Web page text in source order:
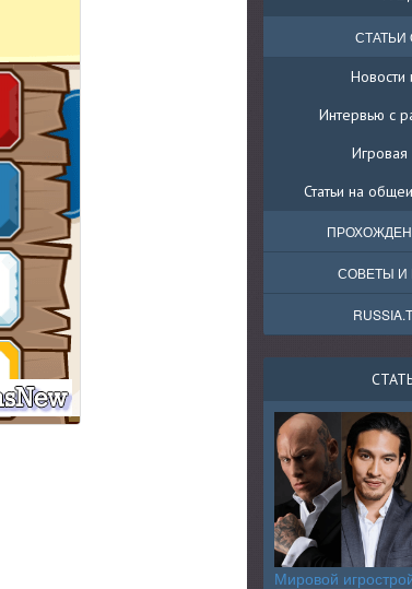
СТАТЬИ
Новости
Интервью с
Игровая
Статьи на
СОВЕТЫ И
Мировой